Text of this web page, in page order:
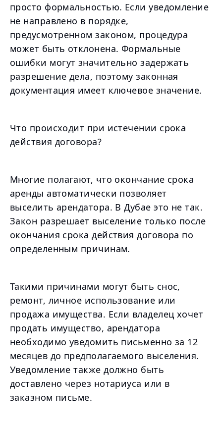
просто формальностью. Если уведомление
не направлено в порядке,
предусмотренном законом, процедура
может быть отклонена. Формальные
ошибки могут значительно задержать
разрешение дела, поэтому законная
документация имеет ключевое значение.
Что происходит при истечении срока
действия договора?
Многие полагают, что окончание срока
аренды автоматически позволяет
выселить арендатора. В Дубае это не так.
Закон разрешает выселение только после
окончания срока действия договора по
определенным причинам.
Такими причинами могут быть снос,
ремонт, личное использование или
продажа имущества. Если владелец хочет
продать имущество, арендатора
необходимо уведомить письменно за 12
месяцев до предполагаемого выселения.
Уведомление также должно быть
доставлено через нотариуса или в
заказном письме.